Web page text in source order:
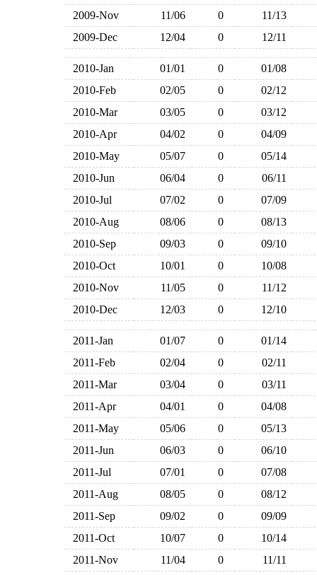
2009-Nov
11/06 0
11/13
2009-Dec
12/04 0 12/11
2010-Jan 01/01 0
01/08
2010-Feb
02/05 0
02/12
2010-Mar
03/05 0
03/12
2010-Apr
04/02 0
04/09
2010-May
05/07 0
05/14
2010-Jun
06/04 0
06/11
2010-Jul
07/02 0
07/09
2010-Aug
08/06 0
08/13
2010-Sep
09/03 0
09/10
2010-Oct
10/01 0
10/08
2010-Nov
11/05 0
11/12
2010-Dec
12/03 0 12/10
2011-Jan 01/07 0
01/14
2011-Feb
02/04 0
02/11
2011-Mar
03/04 0
03/11
2011-Apr
04/01 0
04/08
2011-May
05/06 0
05/13
2011-Jun
06/03 0
06/10
2011-Jul
07/01 0
07/08
2011-Aug
08/05 0
08/12
2011-Sep
09/02 0
09/09
2011-Oct
10/07 0
10/14
2011-Nov
11/04 0
11/11